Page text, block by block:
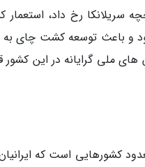
سریلانکا رخ داد، استعمار
بود و باعث توسعه کشت چای
ملی گرایانه در این کشور
کشورهایی است که